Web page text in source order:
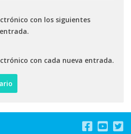
con los siguientes
con cada nueva entrada.